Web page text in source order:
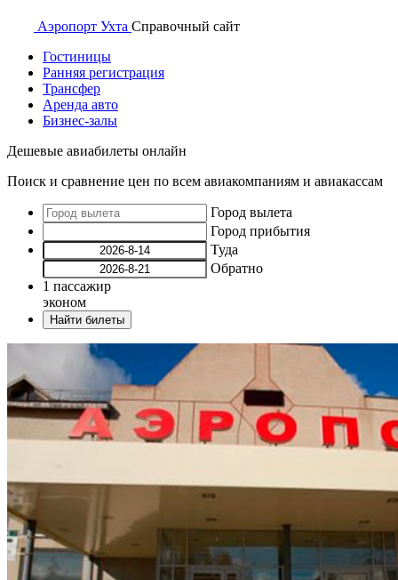
Аэропорт Ухта Справочный сайт
Гостиницы
Ранняя регистрация
Трансфер
Аренда авто
Бизнес-залы
Дешевые авиабилеты онлайн
Поиск и сравнение цен по всем авиакомпаниям и авиакассам
Город вылета
Город прибытия
Туда
Обратно
1 пассажир
эконом
Найти билеты